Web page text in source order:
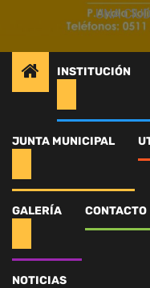
UNA
INSTITUCIÓN
JUNTA MUNICIPAL
GALERÍA CONTACTO
NOTICIAS